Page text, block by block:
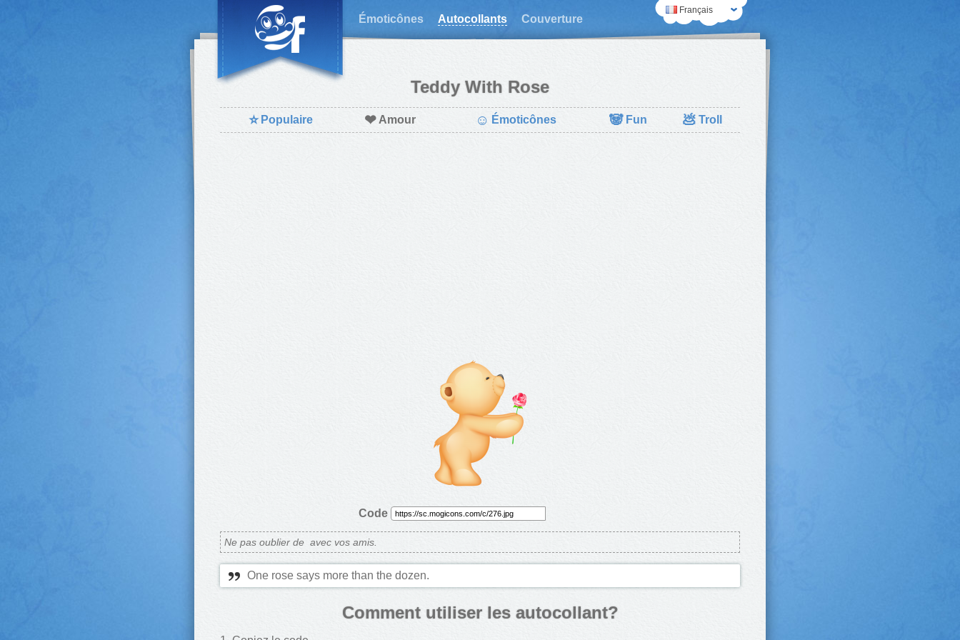
Émoticônes Autocollants Couverture
Français
Teddy With Rose
⭐ Populaire ❤ Amour ☺ Émoticônes 🐼 Fun 💩 Troll
Code
Ne pas oublier de avec vos amis.
One rose says more than the dozen.
Comment utiliser les autocollant?